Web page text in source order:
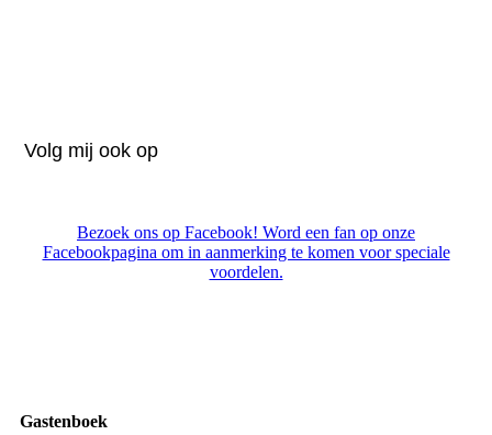
Volg mij ook op
Bezoek ons op Facebook! Word een fan op onze
Facebookpagina om in aanmerking te komen voor speciale
voordelen.
Gastenboek